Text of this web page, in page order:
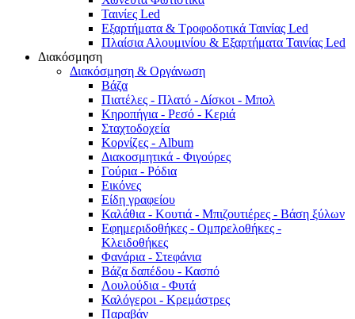
Ταινίες Led
Εξαρτήματα & Τροφοδοτικά Ταινίας Led
Πλαίσια Αλουμινίου & Εξαρτήματα Ταινίας Led
Διακόσμηση
Διακόσμηση & Οργάνωση
Βάζα
Πιατέλες - Πλατό - Δíσκοι - Μπολ
Κηροπήγια - Ρεσό - Κεριά
Σταχτοδοχεία
Κορνίζες - Album
Διακοσμητικά - Φιγούρες
Γούρια - Ρόδια
Εικόνες
Είδη γραφείου
Καλάθια - Κουτιά - Μπιζουτιέρες - Βάση ξύλων
Εφημεριδοθήκες - Ομπρελοθήκες -
Κλειδοθήκες
Φανάρια - Στεφάνια
Βάζα δαπέδου - Κασπό
Λουλούδια - Φυτά
Καλόγεροι - Κρεμάστρες
Παραβάν